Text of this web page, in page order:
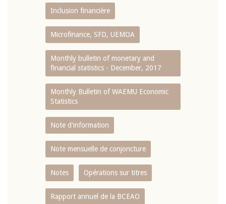
Inclusion financière
Microfinance, SFD, UEMOA
Monthly bulletin of monetary and
financial statistics - December, 2017
Monthly Bulletin of WAEMU Economic
Statistics
Note d'information
Note mensuelle de conjoncture
Notes Opérations sur titres
Rapport annuel de la BCEAO